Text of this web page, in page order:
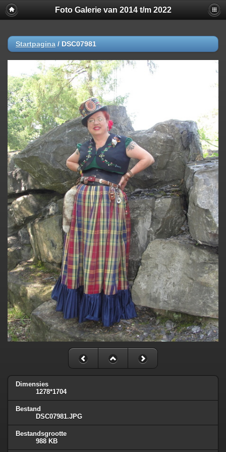
Foto Galerie van 2014 t/m 2022
Startpagina / DSC07981
Dimensies
1278*1704
Bestand
DSC07981.JPG
Bestandsgrootte
988 KB